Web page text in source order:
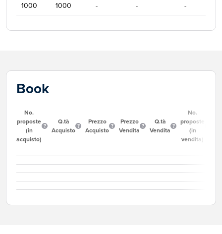
1000 1000 - - -
Book
No.
proposte
(in
acquisto)
Q.tà
Acquisto
Prezzo
Acquisto
Prezzo
Vendita
Q.tà
Vendita
No.
proposte
(in
vendita)